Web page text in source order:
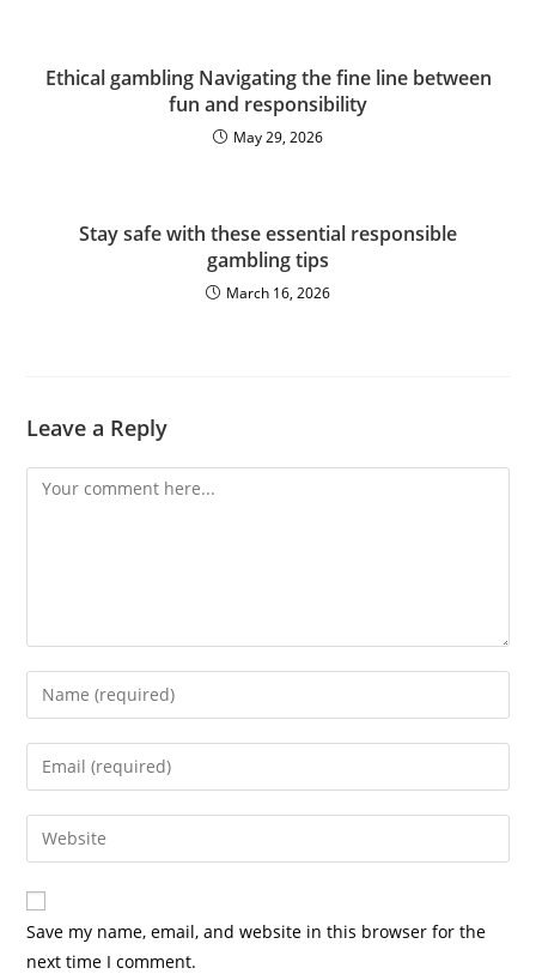
Ethical gambling Navigating the fine line between
fun and responsibility
May 29, 2026
Stay safe with these essential responsible
gambling tips
March 16, 2026
Leave a Reply
Save my name, email, and website in this browser for the
next time I comment.